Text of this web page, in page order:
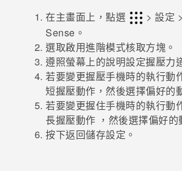
在主畫面上，點選 > 設定 >
Sense 。
選取啟用進階模式核取方塊。
遵照螢幕上的說明設定握壓力
若要變更握壓手機時的執行動
短握壓動作 ，然後選擇偏好的
若要變更握住手機時的執行動
長握壓動作 ，然後選擇偏好的
按下返回儲存設定。